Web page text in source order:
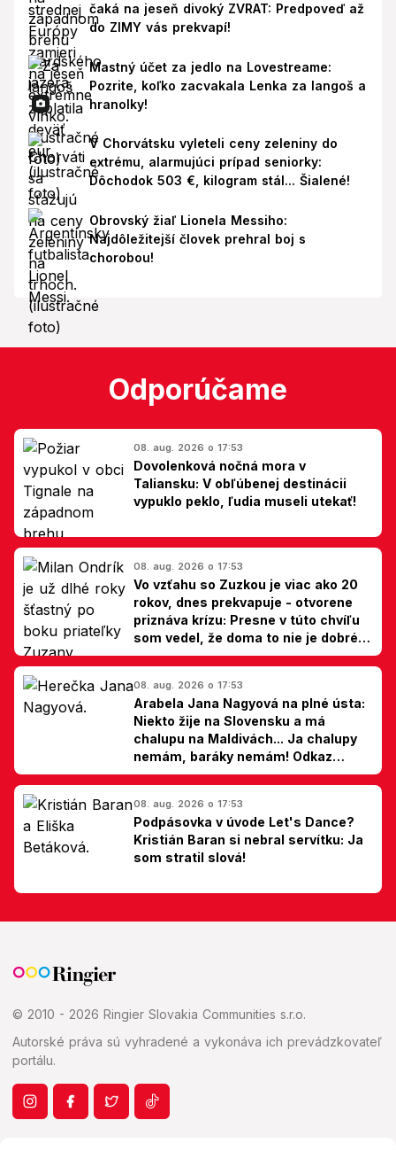
čaká na jeseň divoký ZVRAT: Predpoveď až
do ZIMY vás prekvapí!
Mastný účet za jedlo na Lovestreame:
Pozrite, koľko zacvakala Lenka za langoš a
hranolky!
V Chorvátsku vyleteli ceny zeleniny do
extrému, alarmujúci prípad seniorky:
Dôchodok 503 €, kilogram stál... Šialené!
Obrovský žiaľ Lionela Messiho:
Najdôležitejší človek prehral boj s
chorobou!
Odporúčame
08. aug. 2026 o 17:53
Dovolenková nočná mora v
Taliansku: V obľúbenej destinácii
vypuklo peklo, ľudia museli utekať!
08. aug. 2026 o 17:53
Vo vzťahu so Zuzkou je viac ako 20
rokov, dnes prekvapuje - otvorene
priznáva krízu: Presne v túto chvíľu
som vedel, že doma to nie je dobré,
hovorí Milan Ondrík
08. aug. 2026 o 17:53
Arabela Jana Nagyová na plné ústa:
Niekto žije na Slovensku a má
chalupu na Maldivách... Ja chalupy
nemám, baráky nemám! Odkaz
Slovákom
08. aug. 2026 o 17:53
Podpásovka v úvode Let's Dance?
Kristián Baran si nebral servítku: Ja
som stratil slová!
© 2010 - 2026 Ringier Slovakia Communities s.r.o.
Autorské práva sú vyhradené a vykonáva ich prevádzkovateľ
portálu.